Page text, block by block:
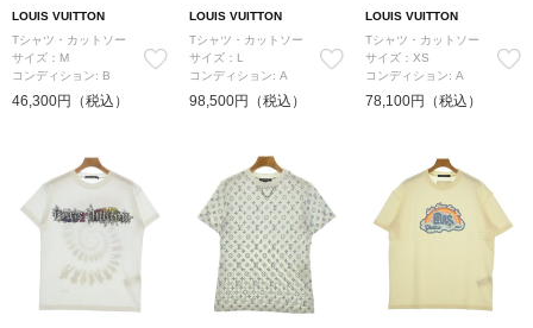
LOUIS VUITTON
Tシャツ・カットソー
サイズ：M
コンディション: B
46,300円（税込）
LOUIS VUITTON
Tシャツ・カットソー
サイズ：L
コンディション: A
98,500円（税込）
LOUIS VUITTON
Tシャツ・カットソー
サイズ：XS
コンディション: A
78,100円（税込）